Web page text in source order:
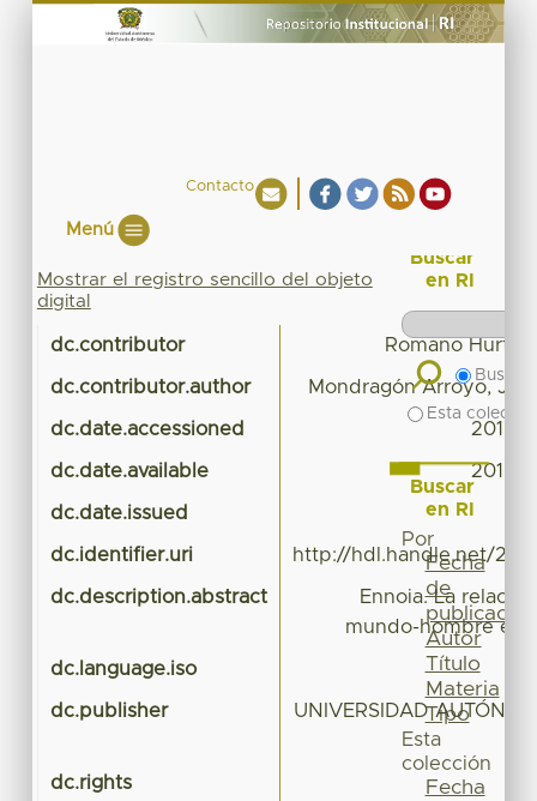
Contacto
Menú
Mostrar el registro sencillo del objeto
digital
dc.contributor Romano
dc.contributor.author Mondragón Arroyo,
dc.date.accessioned 2017-
dc.date.available 2017-
dc.date.issued
dc.identifier.uri http://hdl.handle.net/
dc.description.abstract
Ennoia. La
mundo-hombre en
dc.language.iso
dc.publisher UNIVERSIDAD
dc.rights
Buscar
en RI
Buscar
Esta
Buscar
en RI
Por
Fecha
de
publicación
Autor
Título
Materia
Tipo
Esta
colección
Fecha